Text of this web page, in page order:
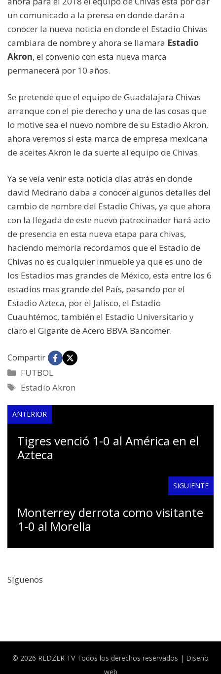
un comunicado a la prensa en donde darán a
conocer la nueva noticia en donde el Estadio Chivas
cambiara de nombre y ahora se llamara Estadio
Akron, el convenio con esta nueva marca
permanecerá por 10 años.
Se pretende que el equipo de Guadalajara Chivas
arranque con el pie derecho y una de las cosas que
lo motive sea el nuevo nombre de su Estadio Akron,
ahora veremos si esta marca de empresa mexicana
de aceites Akron le da suerte al equipo de Chivas.
Ya se veía venir esta noticia días atrás en donde
david Medrano daba a conocer algunos detalles del
cambio de nombre del Estadio Chivas, ya que ahora
con la llegada de este nuevo patrocinador hará acto
de presencia en esta nueva etapa para chivas,
haciendo memoria recordamos que el Estadio de
Chivas no es cualquier inmueble ya que es uno de
los Estadios mas grandes de México, esta entre los 6
estadios mas grande del País, pasando por el
Estadio Azteca, por el Jalisco, el Estadio
Cuauhtémoc, también el Estadio Universitario y
claro el Gigante de Acero BBVA Bancomer.
Compartir
Categorías
FUTBOL
Etiquetas
Estadio Akron
ANTERIOR
Tigres venció 1-0 al América en el
Azteca
SIGUIENTE
Monterrey derrota como visitante
1-0 al Morelia
Síguenos
© 2026 REDZER TV Todos los derechos reservados | Diseño
web